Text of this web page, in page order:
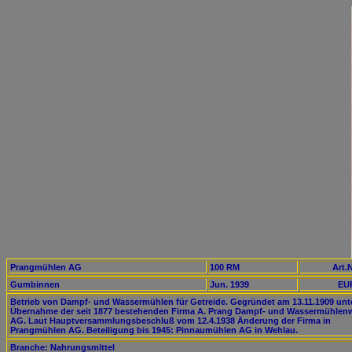
Prangmühlen AG 100 RM
Gumbinnen
Jun. 1939
Betrieb von Dampf- und Wassermühlen für Getreide. Gegründet am 13.11.1909
Übernahme der seit 1877 bestehenden Firma A. Prang Dampf- und
AG. Laut Hauptversammlungsbeschluß vom 12.4.1938 Änderung der Firma in
Prangmühlen AG. Beteiligung bis 1945: Pinnaumühlen AG in Wehlau.
Branche: Nahrungsmittel